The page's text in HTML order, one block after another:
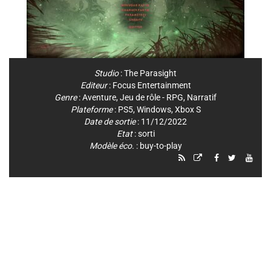
Studio:The Parasight
Editeur: Focus Entertainment
Genre:Aventure, Jeu de rôle - RPG, Narratif
Plateforme: PS5, Windows, Xbox S
Date de sortie: 11/12/2022
Etat: sorti
Modèle éco. : buy-to-play